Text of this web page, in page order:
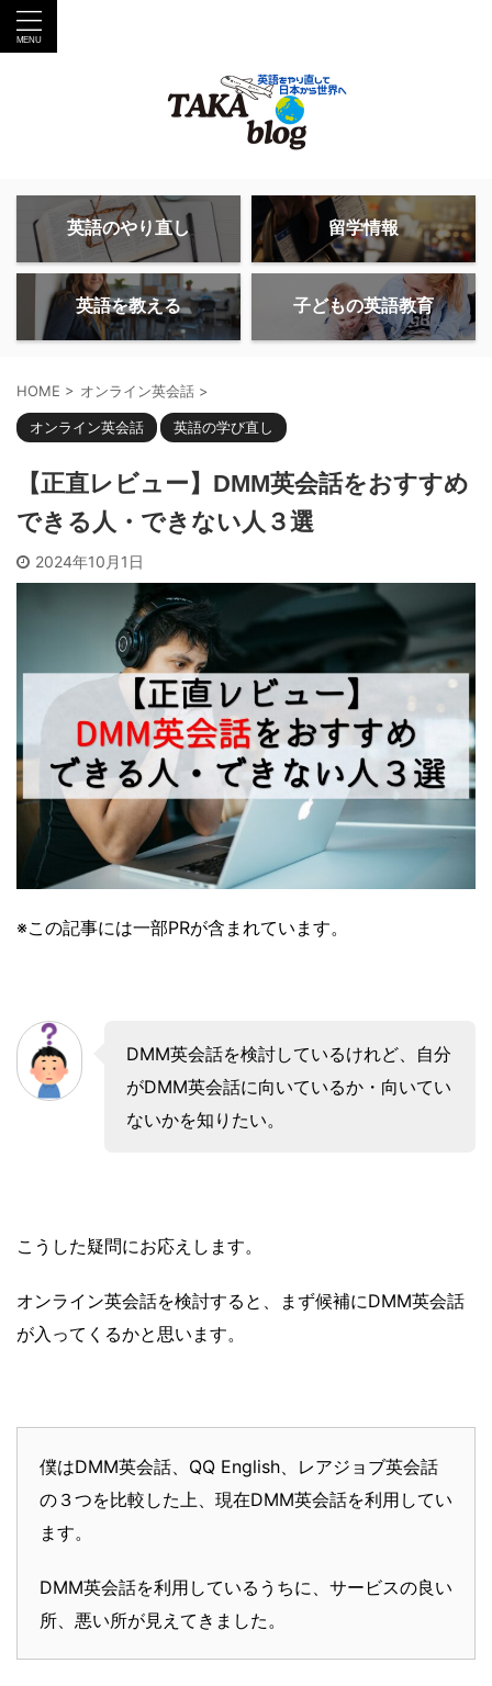
英語のやり直し 留学情報
英語を教える 子どもの英語教育
HOME > オンライン英会話 >
オンライン英会話 英語の学び直し
【正直レビュー】DMM英会話をおすすめ
できる人・できない人３選
2024年10月1日
※この記事には一部PRが含まれています。
DMM英会話を検討しているけれど、自分
がDMM英会話に向いているか・向いてい
ないかを知りたい。
こうした疑問にお応えします。
オンライン英会話を検討すると、まず候補にDMM英会話
が入ってくるかと思います。
僕はDMM英会話、QQ English、レアジョブ英会話
の３つを比較した上、現在DMM英会話を利用してい
ます。
DMM英会話を利用しているうちに、サービスの良い
所、悪い所が見えてきました。